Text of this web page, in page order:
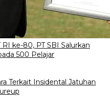
ke-80, PT SBI Salurkan
500 Pelajar
Terkait Insidental Jatuhan